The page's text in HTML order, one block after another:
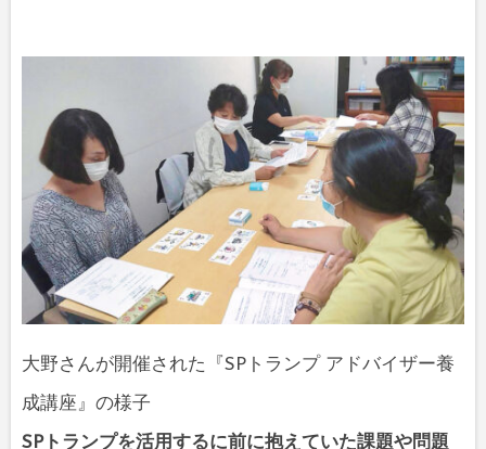
大野さんが開催された『SPトランプ アドバイザー養
成講座』の様子
SPトランプを活用するに前に抱えていた課題や問題